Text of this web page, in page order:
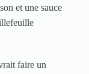
et une sauce
faire un